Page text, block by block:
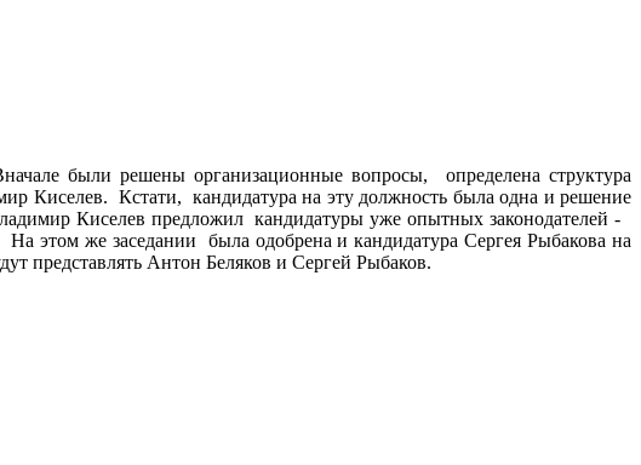
были решены организационные вопросы, определена структура
Киселев. Кстати, кандидатура на эту должность была одна и решение
Киселев предложил кандидатуры уже опытных законодателей -
этом же заседании была одобрена и кандидатура Сергея Рыбакова на
представлять Антон Беляков и Сергей Рыбаков.